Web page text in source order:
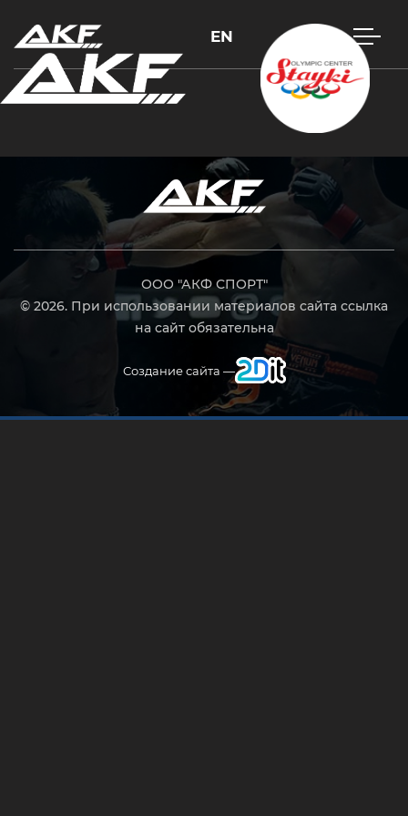
EN
ООО "АКФ СПОРТ"
© 2026. При использовании материалов сайта ссылка
на сайт обязательна
Создание сайта —
Нажмите Enter для поиска или Esc, чтобы закрыть